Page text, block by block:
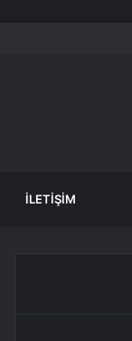
İLETIŞIM